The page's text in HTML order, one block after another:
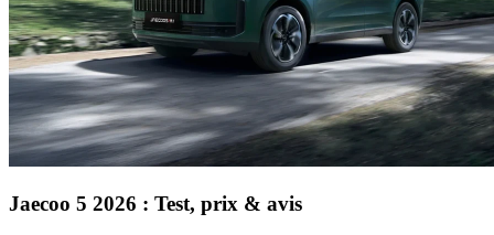
Jaecoo 5 2026 : Test, prix & avis